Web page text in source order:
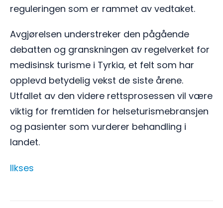
reguleringen som er rammet av vedtaket.
Avgjørelsen understreker den pågående
debatten og granskningen av regelverket for
medisinsk turisme i Tyrkia, et felt som har
opplevd betydelig vekst de siste årene.
Utfallet av den videre rettsprosessen vil være
viktig for fremtiden for helseturismebransjen
og pasienter som vurderer behandling i
landet.
Ilkses